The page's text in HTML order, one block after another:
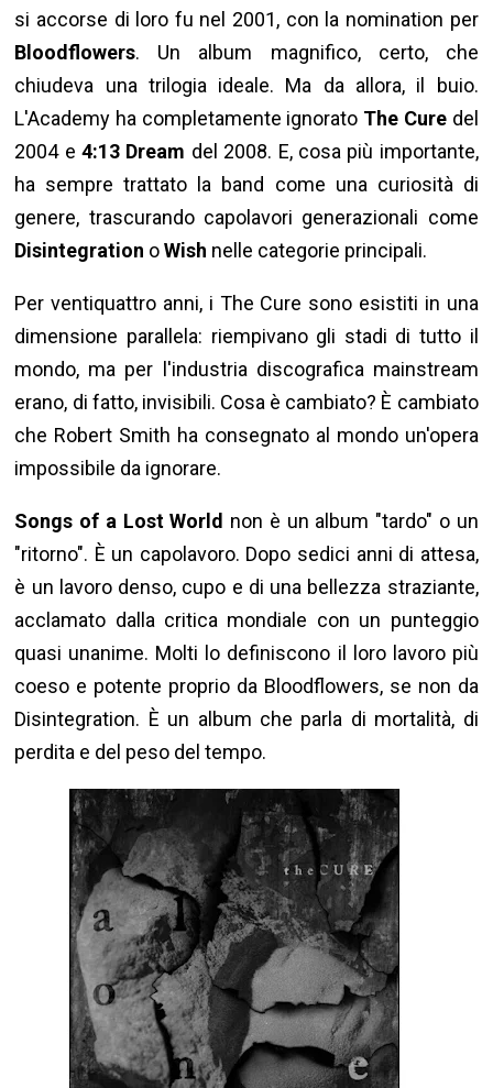
si accorse di loro fu nel 2001, con la nomination per
Bloodflowers. Un album magnifico, certo, che
chiudeva una trilogia ideale. Ma da allora, il buio.
L'Academy ha completamente ignorato The Curedel
2004 e4:13 Dream del 2008. E, cosa più importante,
ha sempre trattato la band come una curiosità di
genere, trascurando capolavori generazionali come
Disintegration oWish nelle categorie principali.
Per ventiquattro anni, i The Cure sono esistiti in una
dimensione parallela: riempivano gli stadi di tutto il
mondo, ma per l'industria discografica mainstream
erano, di fatto, invisibili. Cosa è cambiato? È cambiato
che Robert Smith ha consegnato al mondo un'opera
impossibile da ignorare.
Songs of a Lost World non è un album "tardo" o un
"ritorno". È un capolavoro. Dopo sedici anni di attesa,
è un lavoro denso, cupo e di una bellezza straziante,
acclamato dalla critica mondiale con un punteggio
quasi unanime. Molti lo definiscono il loro lavoro più
coeso e potente proprio da Bloodflowers, se non da
Disintegration. È un album che parla di mortalità, di
perdita e del peso del tempo.